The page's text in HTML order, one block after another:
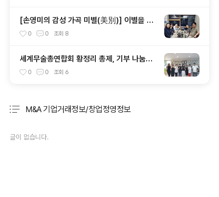
[손영미의 감성 가곡 미별(美別)] 이별을 아
름다움으로 번역한 노래 김효근 「미별(美
0 0 조회 8
세계무술총연합회 황정리 총제, 기부 나눔에
앞장 서 (7)
0 0 조회 6
M&A 기업거래정보/창업정영정보
글이 없습니다.